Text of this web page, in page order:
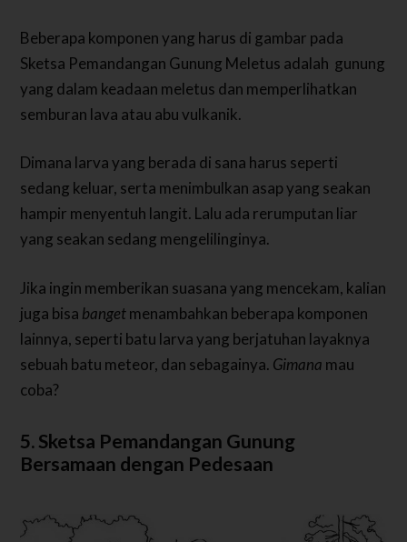
Beberapa komponen yang harus di gambar pada
Sketsa Pemandangan Gunung Meletus adalah gunung
yang dalam keadaan meletus dan memperlihatkan
semburan lava atau abu vulkanik.
Dimana larva yang berada di sana harus seperti
sedang keluar, serta menimbulkan asap yang seakan
hampir menyentuh langit. Lalu ada rerumputan liar
yang seakan sedang mengelilinginya.
Jika ingin memberikan suasana yang mencekam, kalian
juga bisa bangetmenambahkan beberapa komponen
lainnya, seperti batu larva yang berjatuhan layaknya
sebuah batu meteor, dan sebagainya. Gimana mau
coba?
5. Sketsa Pemandangan Gunung
Bersamaan dengan Pedesaan